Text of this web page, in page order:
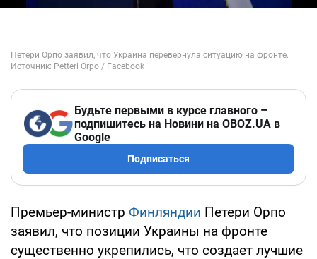
Будьте первыми в курсе главного –
подпишитесь на Новини на OBOZ.UA в
Google
Подписаться
Премьер-министр Финляндии Петери Орпо
заявил, что позиции Украины на фронте
существенно укрепились, что создает лучшие